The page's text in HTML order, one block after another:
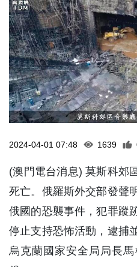
2024-04-01 07:48 1639
(澳門電台消息) 莫斯科郊
死亡。俄羅斯外交部發聲
俄國的恐襲事件，犯罪蹤
停止支持恐怖活動，逮捕
烏克蘭國家安全局局長